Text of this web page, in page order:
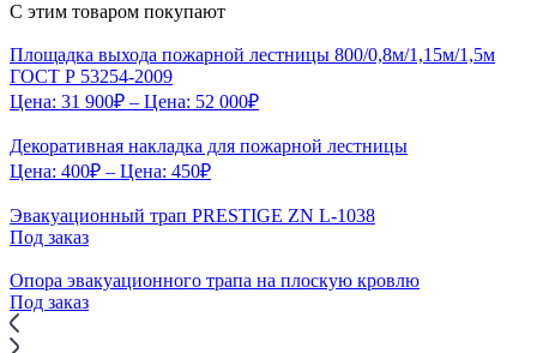
С этим товаром покупают
Площадка выхода пожарной лестницы 800/0,8м/1,15м/1,5м
ГОСТ Р 53254-2009
Цена: 31 900₽ – Цена: 52 000₽
Декоративная накладка для пожарной лестницы
Цена: 400₽ – Цена: 450₽
Эвакуационный трап PRESTIGE ZN L-1038
Под заказ
Опора эвакуационного трапа на плоскую кровлю
Под заказ